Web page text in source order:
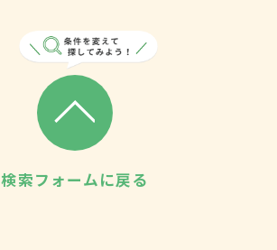
検索フォームに戻る